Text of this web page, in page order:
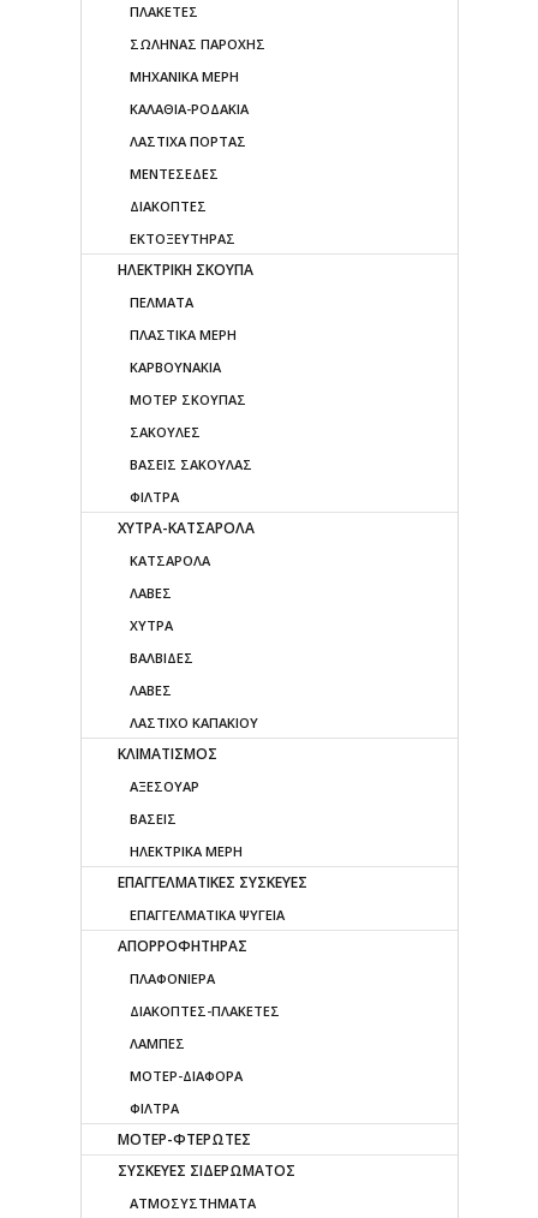
ΠΛΑΚΕΤΕΣ
ΣΩΛΗΝΑΣ ΠΑΡΟΧΗΣ
ΜΗΧΑΝΙΚΑ ΜΕΡΗ
ΚΑΛΑΘΙΑ-ΡΟΔΑΚΙΑ
ΛΑΣΤΙΧΑ ΠΟΡΤΑΣ
ΜΕΝΤΕΣΕΔΕΣ
ΔΙΑΚΟΠΤΕΣ
ΕΚΤΟΞΕΥΤΗΡΑΣ
ΗΛΕΚΤΡΙΚΗ ΣΚΟΥΠΑ
ΠΕΛΜΑΤΑ
ΠΛΑΣΤΙΚΑ ΜΕΡΗ
ΚΑΡΒΟΥΝΑΚΙΑ
ΜΟΤΕΡ ΣΚΟΥΠΑΣ
ΣΑΚΟΥΛΕΣ
ΒΑΣΕΙΣ ΣΑΚΟΥΛΑΣ
ΦΙΛΤΡΑ
ΧΥΤΡΑ-ΚΑΤΣΑΡΟΛΑ
ΚΑΤΣΑΡΟΛΑ
ΛΑΒΕΣ
ΧΥΤΡΑ
ΒΑΛΒΙΔΕΣ
ΛΑΒΕΣ
ΛΑΣΤΙΧΟ ΚΑΠΑΚΙΟΥ
ΚΛΙΜΑΤΙΣΜΟΣ
ΑΞΕΣΟΥΑΡ
ΒΑΣΕΙΣ
ΗΛΕΚΤΡΙΚΑ ΜΕΡΗ
ΕΠΑΓΓΕΛΜΑΤΙΚΕΣ ΣΥΣΚΕΥΕΣ
ΕΠΑΓΓΕΛΜΑΤΙΚΑ ΨΥΓΕΙΑ
ΑΠΟΡΡΟΦΗΤΗΡΑΣ
ΠΛΑΦΟΝΙΕΡΑ
ΔΙΑΚΟΠΤΕΣ-ΠΛΑΚΕΤΕΣ
ΛΑΜΠΕΣ
ΜΟΤΕΡ-ΔΙΑΦΟΡΑ
ΦΙΛΤΡΑ
ΜΟΤΕΡ-ΦΤΕΡΩΤΕΣ
ΣΥΣΚΕΥΕΣ ΣΙΔΕΡΩΜΑΤΟΣ
ΑΤΜΟΣΥΣΤΗΜΑΤΑ